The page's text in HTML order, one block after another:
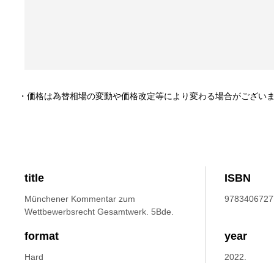
title
Münchener Kommentar zum
Wettbewerbsrecht Gesamtwerk. 5Bde.
ISBN
format
Hard
year
2022.
・価格は為替相場の変動や価格改定等により変わる場合がござい